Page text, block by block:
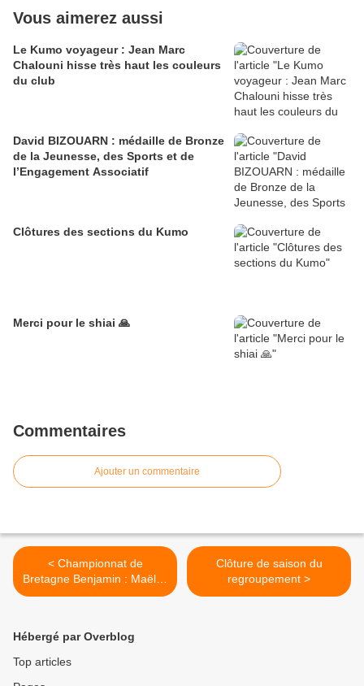
Vous aimerez aussi
Le Kumo voyageur : Jean Marc
Chalouni hisse très haut les couleurs
du club
David BIZOUARN : médaille de Bronze
de la Jeunesse, des Sports et de
l’Engagement Associatif
Clôtures des sections du Kumo
Merci pour le shiai 🙏
Commentaires
Ajouter un commentaire
< Championnat de
Bretagne Benjamin : Maëlys
Praud, Nirina Dirou et Axel
Clôture de saison du
regroupement >
Hébergé par Overblog
Top articles